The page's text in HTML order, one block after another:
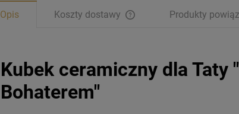
Opis Koszty dostawy Produkty
Kubek ceramiczny dla Taty
Bohaterem"